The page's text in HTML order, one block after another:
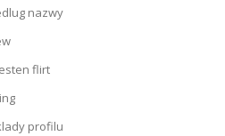
nazwy
flirt
profilu